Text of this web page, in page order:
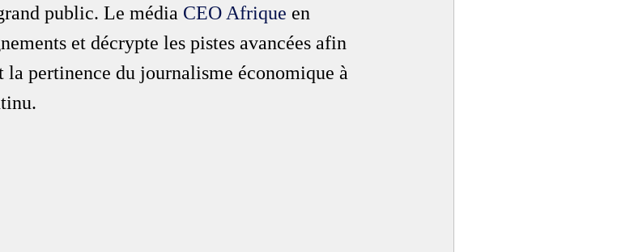
public. Le média CEO Afrique en
et décrypte les pistes avancées afin
pertinence du journalisme économique à